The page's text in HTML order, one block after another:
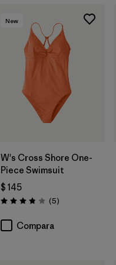
New
W's Cross Shore One-
Piece Swimsuit
$ 145
Valoración: 3.8 / 5
(5Comentarios
)
Compara